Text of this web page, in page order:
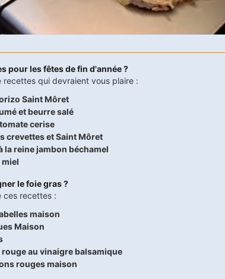
pour les fêtes de fin d'année ?
recettes qui devraient vous plaire :
Saint Môret
et beurre salé
cerise
crevettes et Saint Môret
la reine jambon béchamel
miel
le foie gras ?
ces recettes :
maison
Maison
au vinaigre balsamique
rouges maison